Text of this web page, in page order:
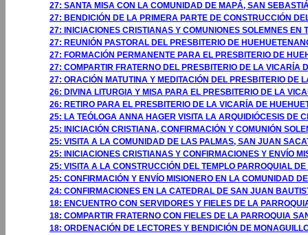
27: SANTA MISA CON LA COMUNIDAD DE MAPÁ, SAN
27: BENDICIÓN DE LA PRIMERA PARTE DE CONSTRUCCIÓN
27: INICIACIONES CRISTIANAS Y COMUNIONES SOLEMNES
27: REUNIÓN PASTORAL DEL PRESBITERIO DE
27: FORMACIÓN PERMANENTE PARA EL PRESBITERIO DE
27: COMPARTIR FRATERNO DEL PRESBITERIO DE LA VICARÍA
27: ORACIÓN MATUTINA Y MEDITACIÓN DEL PRESBITERIO DE
26: DIVINA LITURGIA Y MISA PARA EL PRESBITERIO DE LA
26: RETIRO PARA EL PRESBITERIO DE LA VICARÍA DE
25: LA TEÓLOGA ANNA HAGER VISITA LA ARQUIDIÓCESIS DE
25: INICIACIÓN CRISTIANA, CONFIRMACIÓN Y COMUNIÓN
25: VISITA A LA COMUNIDAD DE LAS PALMAS, SAN JUAN
25: INICIACIONES CRISTIANAS Y CONFIRMACIONES Y ENVÍO
25: VISITA A LA CONSTRUCCIÓN DEL TEMPLO PARROQUIAL
25: CONFIRMACIÓN Y ENVÍO MISIONERO EN LA COMUNIDAD
24: CONFIRMACIONES EN LA CATEDRAL DE SAN JUAN
18: ENCUENTRO CON SERVIDORES Y FIELES DE LA
18: COMPARTIR FRATERNO CON FIELES DE LA PARROQUIA
18: ORDENACIÓN DE LECTORES Y BENDICIÓN DE